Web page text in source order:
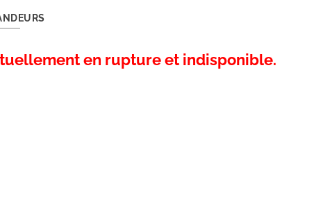
en rupture et indisponible.